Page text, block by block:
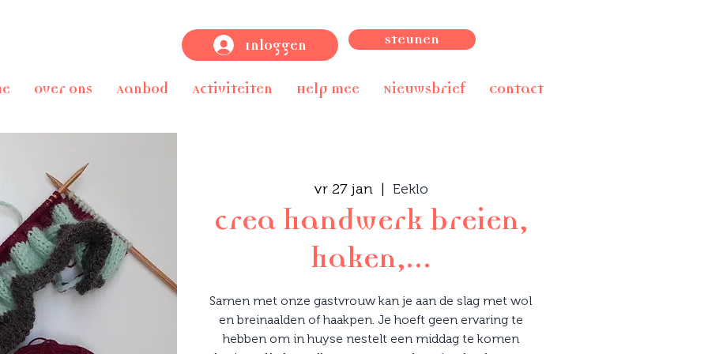
Inloggen Steunen
Over ons Aanbod Activiteiten Help mee Nieuwsbrief Contact
vr 27 jan
  |
Eeklo
crea handwerk breien,
haken,...
Samen met onze gastvrouw kan je aan de slag met wol
en breinaalden of haakpen. Je hoeft geen ervaring te
hebben om in huyse nestelt een middag te komen